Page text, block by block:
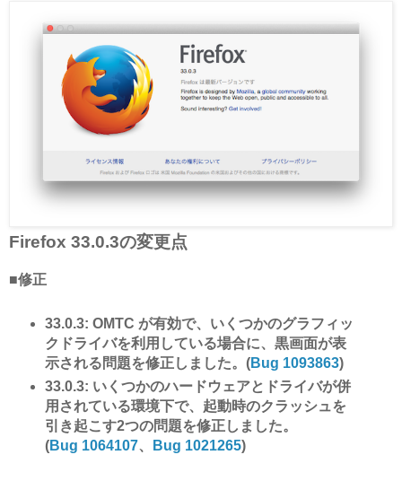
Firefox 33.0.3の変更点
■修正
33.0.3: OMTC が有効で、いくつかのグラフィッ
クドライバを利用している場合に、黒画面が表
示される問題を修正しました。(Bug 1093863)
33.0.3: いくつかのハードウェアとドライバが併
用されている環境下で、起動時のクラッシュを
引き起こす2つの問題を修正しました。
(Bug 1064107、 Bug 1021265)